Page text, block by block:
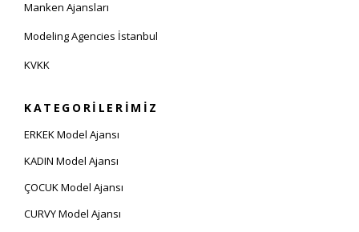
Manken Ajansları
Modeling Agencies İstanbul
KVKK
KATEGORİLERİMİZ
ERKEK Model Ajansı
KADIN Model Ajansı
ÇOCUK Model Ajansı
CURVY Model Ajansı